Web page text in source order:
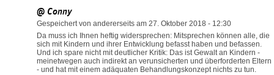
@ Conny
Gespeichert von andererseits am 27. Oktober 2018 - 12:30
Da muss ich Ihnen heftig widersprechen: Mitsprechen können alle, die
sich mit Kindern und ihrer Entwicklung befasst haben und befassen.
Und ich spare nicht mit deutlicher Kritik: Das ist Gewalt an Kindern -
meinetwegen auch indirekt an verunsicherten und überforderten Eltern
- und hat mit einem adäquaten Behandlungskonzept nichts zu tun.